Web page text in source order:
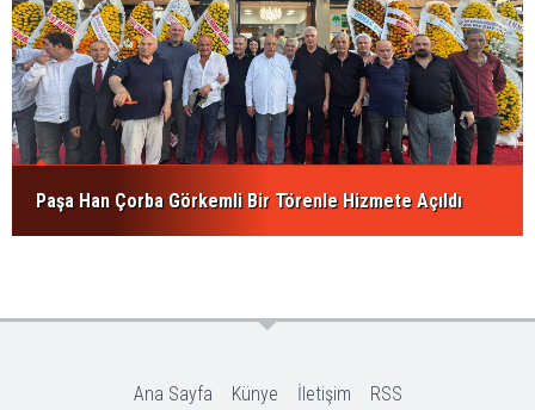
Paşa Han Çorba Görkemli Bir Törenle Hizmete Açıldı
Ana Sayfa Künye İletişim RSS